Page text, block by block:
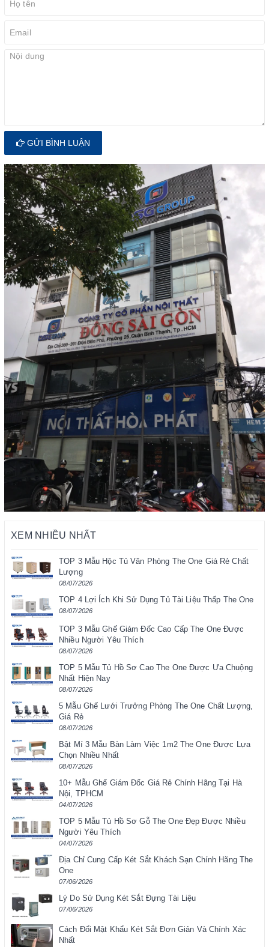
GỬI BÌNH LUẬN
XEM NHIỀU NHẤT
TOP 3 Mẫu Hộc Tủ Văn Phòng The One Giá Rẻ Chất
Lượng
08/07/2026
TOP 4 Lợi Ích Khi Sử Dụng Tủ Tài Liệu Thấp The One
08/07/2026
TOP 3 Mẫu Ghế Giám Đốc Cao Cấp The One Được
Nhiều Người Yêu Thích
08/07/2026
TOP 5 Mẫu Tủ Hồ Sơ Cao The One Được Ưa Chuộng
Nhất Hiện Nay
08/07/2026
5 Mẫu Ghế Lưới Trưởng Phòng The One Chất Lượng,
Giá Rẻ
08/07/2026
Bật Mí 3 Mẫu Bàn Làm Việc 1m2 The One Được Lựa
Chọn Nhiều Nhất
08/07/2026
10+ Mẫu Ghế Giám Đốc Giá Rẻ Chính Hãng Tại Hà
Nội, TPHCM
04/07/2026
TOP 5 Mẫu Tủ Hồ Sơ Gỗ The One Đẹp Được Nhiều
Người Yêu Thích
04/07/2026
Địa Chỉ Cung Cấp Két Sắt Khách Sạn Chính Hãng The
One
07/06/2026
Lý Do Sử Dụng Két Sắt Đựng Tài Liệu
07/06/2026
Cách Đổi Mật Khẩu Két Sắt Đơn Giản Và Chính Xác
Nhất